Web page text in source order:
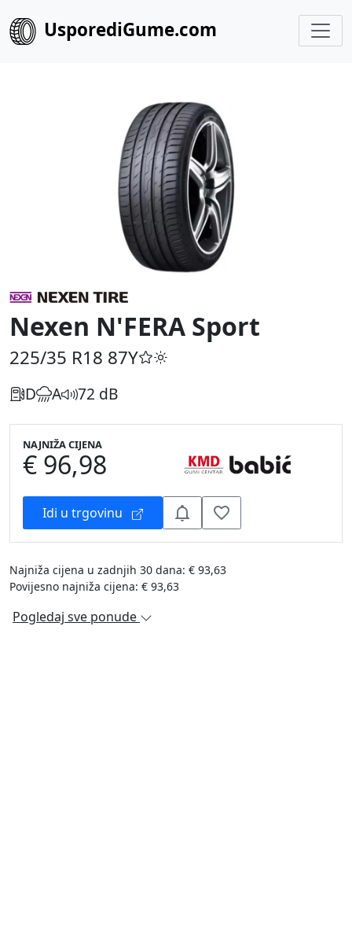
UsporediGume.com
Nexen N'FERA Sport
225/35 R18 87Y
D A 72 dB
NAJNIŽA CIJENA
€ 96,98
Idi u trgovinu
Najniža cijena u zadnjih 30 dana: € 93,63
Povijesno najniža cijena: € 93,63
Pogledaj sve ponude